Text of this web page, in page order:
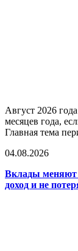
Август 2026
месяцев года,
Главная тема
04.08.2026
Вклады меняют
доход и не